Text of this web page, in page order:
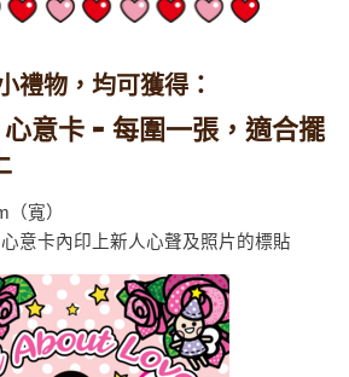
禮物，均可獲得：
意卡 - 每圍一張，適合擺
寬）
意卡內印上新人心聲及照片的標貼